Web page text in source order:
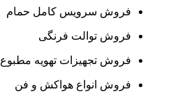
فروش سرویس کامل حمام
فروش توالت فرنگی
فروش تجهیزات تهویه مطبوع
فروش انواع هواکش و فن